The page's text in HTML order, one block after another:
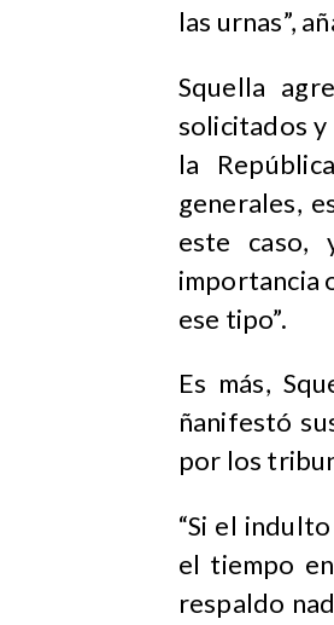
las urnas”,
Squella
solicitados y
la
generales,
este caso,
importancia
ese tipo”.
Es más,
ñanifestó
por los
“Si el
el tiempo
respaldo